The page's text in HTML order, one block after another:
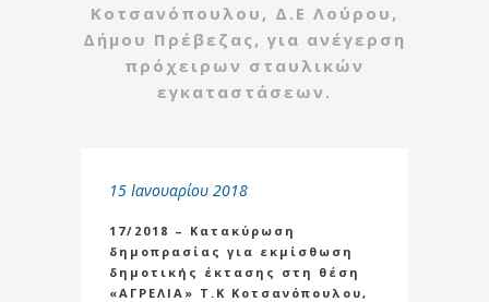
Κοτσανόπουλου, Δ.Ε Λούρου,
Δήμου Πρέβεζας, για ανέγερση
πρόχειρων σταυλικών
εγκαταστάσεων.
15 Ιανουαρίου 2018
17/2018 – Κατακύρωση
δημοπρασίας για εκμίσθωση
δημοτικής έκτασης στη θέση
«ΑΓΡΕΛΙΑ» Τ.Κ Κοτσανόπουλου,